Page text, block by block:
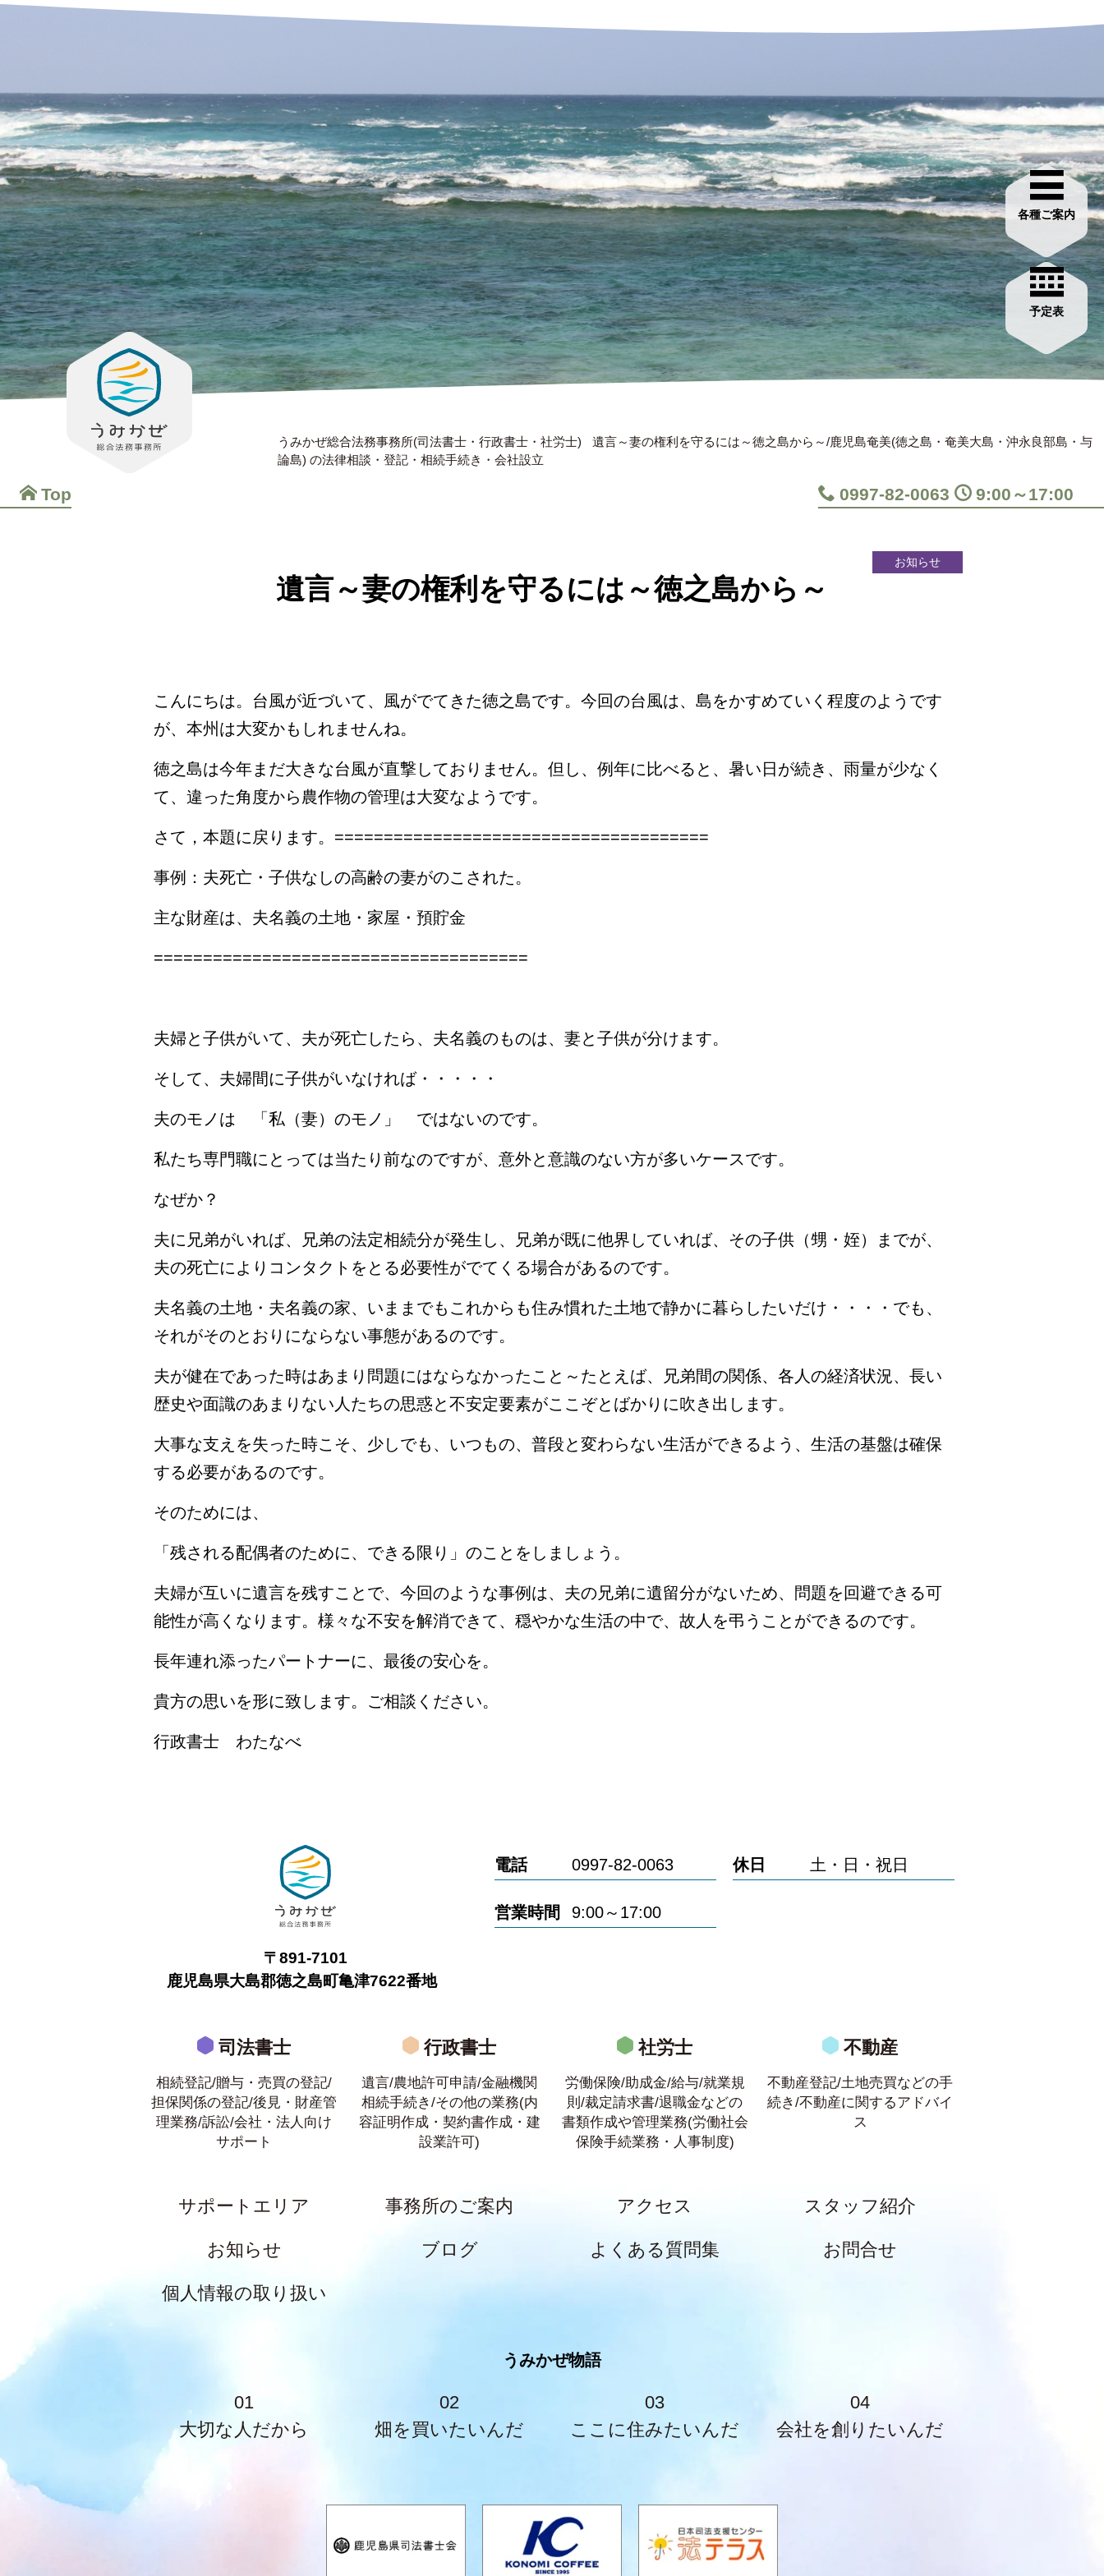
Top 0997-82-0063 9:00～17:00
各種ご案内
予定表
うみかぜ総合法務事務所(司法書士・行政書士・社労士)
遺言～妻の権利を守るには～徳之島から～/鹿児島奄美(徳之島・奄美大島・沖永良部島・与
論島) の法律相談・登記・相続手続き・会社設立
遺言～妻の権利を守るには～徳之島から～
お知らせ
こんにちは。台風が近づいて、風がでてきた徳之島です。今回の台風は、島をかすめていく程度のようです
が、本州は大変かもしれませんね。
徳之島は今年まだ大きな台風が直撃しておりません。但し、例年に比べると、暑い日が続き、雨量が少なく
て、違った角度から農作物の管理は大変なようです。
さて，本題に戻ります。======================================
事例：夫死亡・子供なしの高齢の妻がのこされた。
主な財産は、夫名義の土地・家屋・預貯金
======================================
夫婦と子供がいて、夫が死亡したら、夫名義のものは、妻と子供が分けます。
そして、夫婦間に子供がいなければ・・・・・
夫のモノは 「私（妻）のモノ」 ではないのです。
私たち専門職にとっては当たり前なのですが、意外と意識のない方が多いケースです。
なぜか？
夫に兄弟がいれば、兄弟の法定相続分が発生し、兄弟が既に他界していれば、その子供（甥・姪）までが、
夫の死亡によりコンタクトをとる必要性がでてくる場合があるのです。
夫名義の土地・夫名義の家、いままでもこれからも住み慣れた土地で静かに暮らしたいだけ・・・・でも、
それがそのとおりにならない事態があるのです。
夫が健在であった時はあまり問題にはならなかったこと～たとえば、兄弟間の関係、各人の経済状況、長い
歴史や面識のあまりない人たちの思惑と不安定要素がここぞとばかりに吹き出します。
大事な支えを失った時こそ、少しでも、いつもの、普段と変わらない生活ができるよう、生活の基盤は確保
する必要があるのです。
そのためには、
「残される配偶者のために、できる限り」のことをしましょう。
夫婦が互いに遺言を残すことで、今回のような事例は、夫の兄弟に遺留分がないため、問題を回避できる可
能性が高くなります。様々な不安を解消できて、穏やかな生活の中で、故人を弔うことができるのです。
長年連れ添ったパートナーに、最後の安心を。
貴方の思いを形に致します。ご相談ください。
行政書士 わたなべ
〒891-7101
鹿児島県大島郡徳之島町亀津7622番地
電話 0997-82-0063 休日 土・日・祝日
営業時間 9:00～17:00
司法書士
相続登記/贈与・売買の登記/
担保関係の登記/後見・財産管
理業務/訴訟/会社・法人向け
サポート
行政書士
遺言/農地許可申請/金融機関
相続手続き/その他の業務(内
容証明作成・契約書作成・建
設業許可)
社労士
労働保険/助成金/給与/就業規
則/裁定請求書/退職金などの
書類作成や管理業務(労働社会
保険手続業務・人事制度)
不動産
不動産登記/土地売買などの手
続き/不動産に関するアドバイ
ス
サポートエリア 事務所のご案内 アクセス スタッフ紹介
お知らせ ブログ よくある質問集 お問合せ
個人情報の取り扱い
うみかぜ物語
01
大切な人だから
02
畑を買いたいんだ
03
ここに住みたいんだ
04
会社を創りたいんだ